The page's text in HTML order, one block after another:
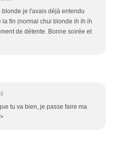
blonde je l'avais déjà entendu
fin (normal chui blonde ih ih ih
de détente. Bonne soirée et
tu va bien, je passe faire ma